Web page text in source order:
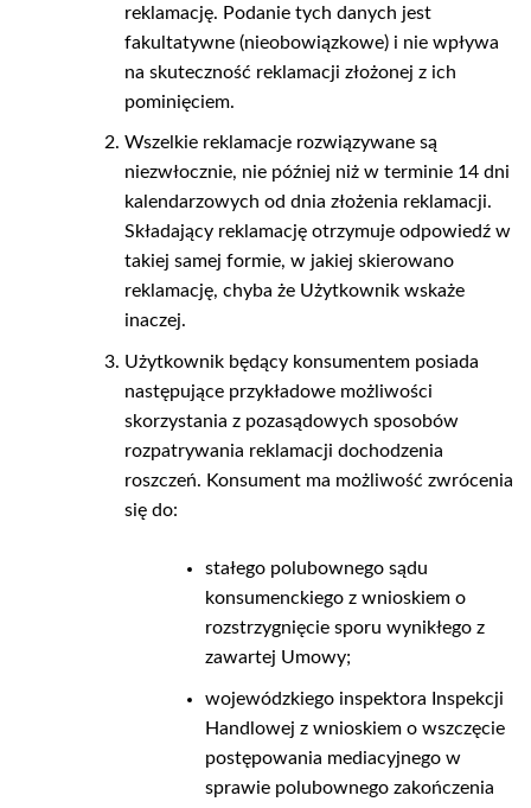
reklamację. Podanie tych danych jest
fakultatywne (nieobowiązkowe) i nie wpływa
na skuteczność reklamacji złożonej z ich
pominięciem.
Wszelkie reklamacje rozwiązywane są
niezwłocznie, nie później niż w terminie 14 dni
kalendarzowych od dnia złożenia reklamacji.
Składający reklamację otrzymuje odpowiedź w
takiej samej formie, w jakiej skierowano
reklamację, chyba że Użytkownik wskaże
inaczej.
Użytkownik będący konsumentem posiada
następujące przykładowe możliwości
skorzystania z pozasądowych sposobów
rozpatrywania reklamacji dochodzenia
roszczeń. Konsument ma możliwość zwrócenia
się do:
stałego polubownego sądu
konsumenckiego z wnioskiem o
rozstrzygnięcie sporu wynikłego z
zawartej Umowy;
wojewódzkiego inspektora Inspekcji
Handlowej z wnioskiem o wszczęcie
postępowania mediacyjnego w
sprawie polubownego zakończenia